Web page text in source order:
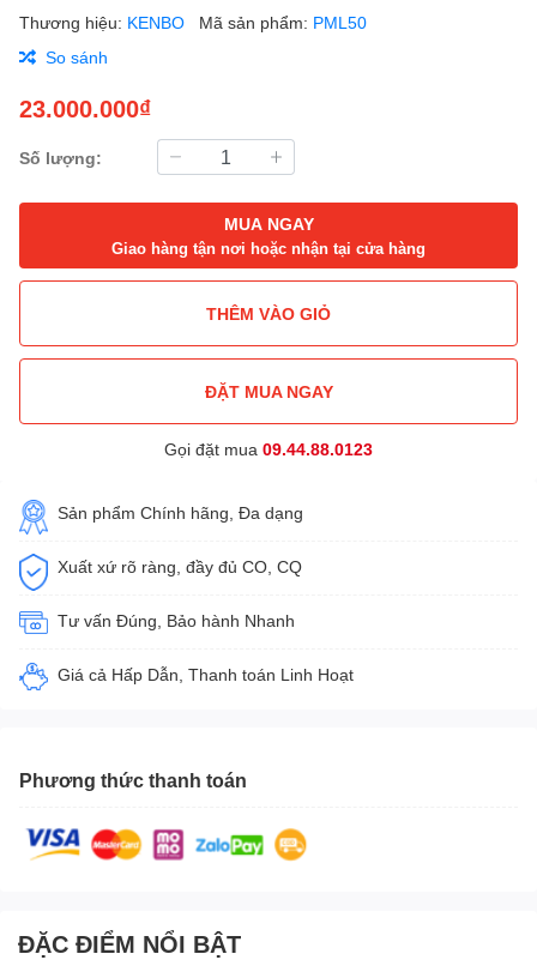
Thương hiệu: KENBO Mã sản phẩm: PML50
So sánh
23.000.000₫
Số lượng:
MUA NGAY
Giao hàng tận nơi hoặc nhận tại cửa hàng
THÊM VÀO GIỎ
ĐẶT MUA NGAY
Gọi đặt mua 09.44.88.0123
Sản phẩm Chính hãng, Đa dạng
Xuất xứ rõ ràng, đầy đủ CO, CQ
Tư vấn Đúng, Bảo hành Nhanh
Giá cả Hấp Dẫn, Thanh toán Linh Hoạt
Phương thức thanh toán
ĐẶC ĐIỂM NỔI BẬT